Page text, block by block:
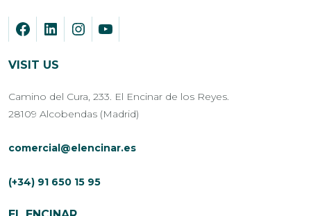
VISIT US
Camino del Cura, 233. El Encinar de los Reyes.
28109 Alcobendas (Madrid)
comercial@elencinar.es
(+34) 91 650 15 95